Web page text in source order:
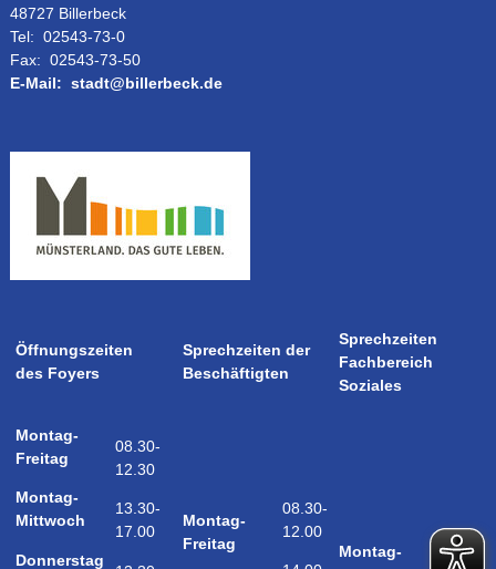
48727 Billerbeck
Tel: 02543-73-0
Fax: 02543-73-50
E-Mail: stadt@billerbeck.de
Öffnungszeiten
des Foyers
Sprechzeiten der
Beschäftigten
Sprechzeiten
Fachbereich
Soziales
Montag-
Freitag
Montag-
Mittwoch
Donnerstag
08.30-
12.30
13.30-
17.00
Montag-
Freitag
08.30-
12.00
Montag-
08.30-
12.00